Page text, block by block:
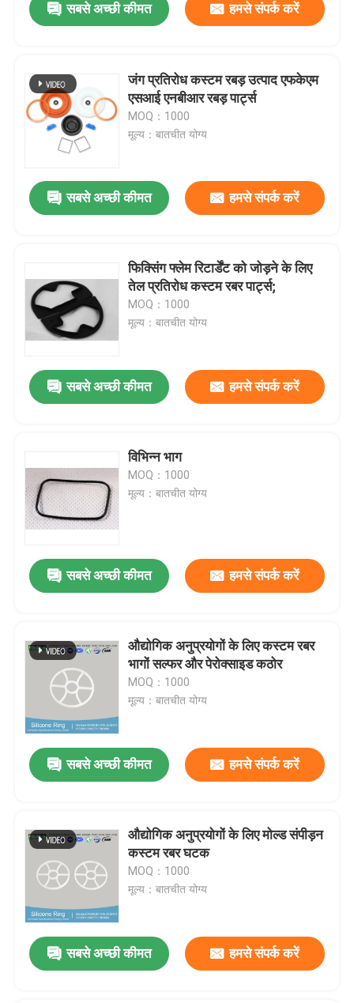
होम
सबसे अच्छी कीमत हमसे संपर्क करें
जंग प्रतिरोध कस्टम रबड़ उत्पाद एफकेएम
एसआई एनबीआर रबड़ पार्ट्स
MOQ：1000
मूल्य：बातचीत योग्य
सबसे अच्छी कीमत हमसे संपर्क करें
फिक्सिंग फ्लेम रिटार्डेंट को जोड़ने के लिए
तेल प्रतिरोध कस्टम रबर पार्ट्स;
MOQ：1000
मूल्य：बातचीत योग्य
सबसे अच्छी कीमत हमसे संपर्क करें
विभिन्न भाग
MOQ：1000
मूल्य：बातचीत योग्य
सबसे अच्छी कीमत हमसे संपर्क करें
औद्योगिक अनुप्रयोगों के लिए कस्टम रबर
भागों सल्फर और पेरोक्साइड कठोर
MOQ：1000
मूल्य：बातचीत योग्य
सबसे अच्छी कीमत हमसे संपर्क करें
औद्योगिक अनुप्रयोगों के लिए मोल्ड संपीड़न
कस्टम रबर घटक
MOQ：1000
मूल्य：बातचीत योग्य
सबसे अच्छी कीमत हमसे संपर्क करें